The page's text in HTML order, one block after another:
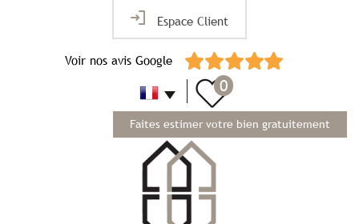
Espace Client
Voir nos avis Google
Faites estimer votre bien gratuitement
0